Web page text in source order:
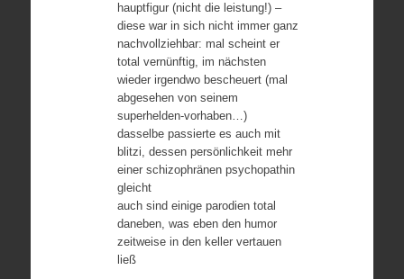
hauptfigur (nicht die leistung!) –
diese war in sich nicht immer ganz
nachvollziehbar: mal scheint er
total vernünftig, im nächsten
wieder irgendwo bescheuert (mal
abgesehen von seinem
superhelden-vorhaben…)
dasselbe passierte es auch mit
blitzi, dessen persönlichkeit mehr
einer schizophränen psychopathin
gleicht
auch sind einige parodien total
daneben, was eben den humor
zeitweise in den keller vertauen
ließ